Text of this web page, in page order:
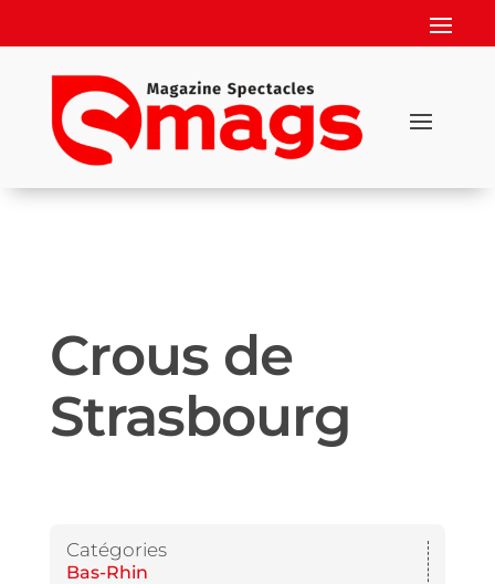
Crous de
Strasbourg
Catégories
Bas-Rhin